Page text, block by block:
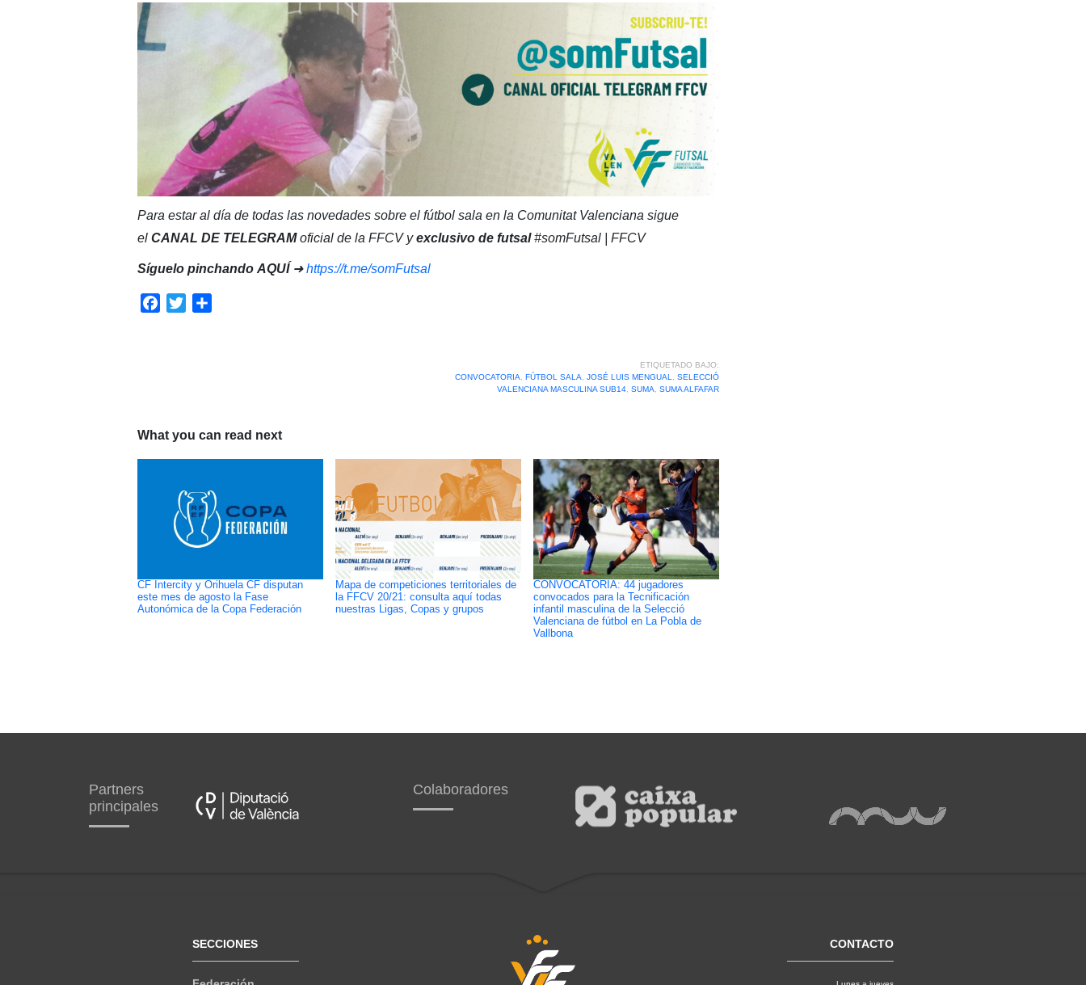
Para estar al día de todas las novedades sobre el fútbol sala en la Comunitat Valenciana sigue
el CANAL DE TELEGRAMoficial de la FFCV yexclusivo de futsal#somFutsal | FFCV
Síguelo pinchando AQUÍ➜https://t.me/somFutsal
Facebook
Twitter
ETIQUETADO BAJO:
CONVOCATORIA
FÚTBOL SALA JOSÉ LUIS MENGUAL
SELECCIÓ
VALENCIANA MASCULINA SUB14, SUMA SUMA ALFAFAR
What you can read next
CF Intercity y Orihuela CF disputan
este mes de agosto la Fase
Autonómica de la Copa Federación
Mapa de competiciones territoriales de
la FFCV 20/21: consulta aquí todas
nuestras Ligas, Copas y grupos
CONVOCATORIA: 44 jugadores
convocados para la Tecnificación
infantil masculina de la Selecció
Valenciana de fútbol en La Pobla de
Vallbona
Partners
principales
Colaboradores
SECCIONES CONTACTO